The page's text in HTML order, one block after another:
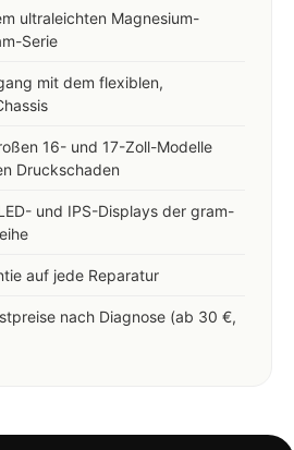
ultraleichten Magnesium-
Serie
mit dem flexiblen,
16- und 17-Zoll-Modelle
Druckschaden
und IPS-Displays der gram-
auf jede Reparatur
nach Diagnose (ab 30 €,